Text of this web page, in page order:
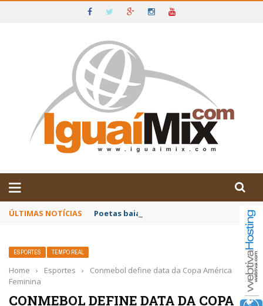
IGUAÍ E SUDOESTE DA BAHIA
ÚLTIMAS NOTÍCIAS Poetas baianos representam o Brasil no
ESPORTES TEMPO REAL
Home › Esportes ›
Conmebol define data da Copa América
Feminina
CONMEBOL DEFINE DATA DA COPA